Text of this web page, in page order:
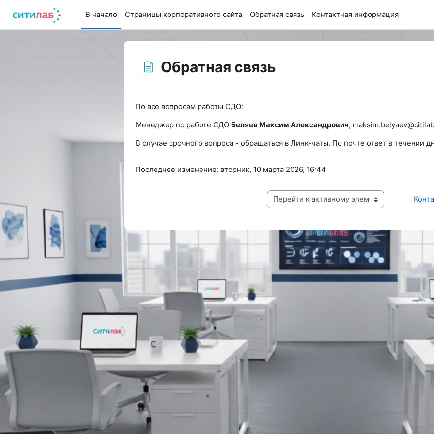
В начало
Страницы корпоративного сайта Обратная связь Контактная информация
Обратная связь
По все вопросам работы СДО:
Менеджер по работе СДО Беляев Максим Александрович,
В случае срочного вопроса - обращаться в Линк-чаты. По почте ответ в течении
Последнее изменение: вторник, 10 марта 2026, 16:44
Перейти к активному элементу